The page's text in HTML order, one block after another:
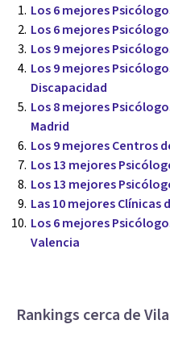
Los 6 mejores
Los 6 mejores
Los 9 mejores
Los 9 mejores
Discapacidad
Los 8 mejores
Madrid
Los 9 mejores Centros
Los 13 mejores
Los 13 mejores
Las 10 mejores Clínicas
Los 6 mejores
Valencia
Rankings cerca de